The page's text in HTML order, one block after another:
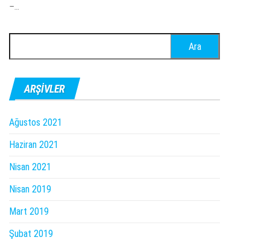
–…
ARŞIVLER
Ağustos 2021
Haziran 2021
Nisan 2021
Nisan 2019
Mart 2019
Şubat 2019